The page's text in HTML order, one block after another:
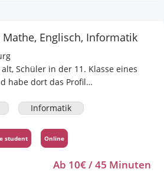
Englisch, Informatik
habe dort das Profil
Erklärung zu wählen. Gerade in
einen Vorhang mit den eigenen
um Rechenwege individuell zu
Informatik
student Online
Ab 10€ / 45 Minuten